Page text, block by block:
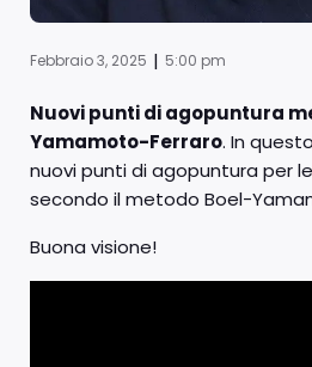
Febbraio 3, 2025 | 5:00 pm
Nuovi punti di agopuntura
Yamamoto-Ferraro. In
nuovi punti di agopuntura per
secondo il metodo Boel-
Buona visione!